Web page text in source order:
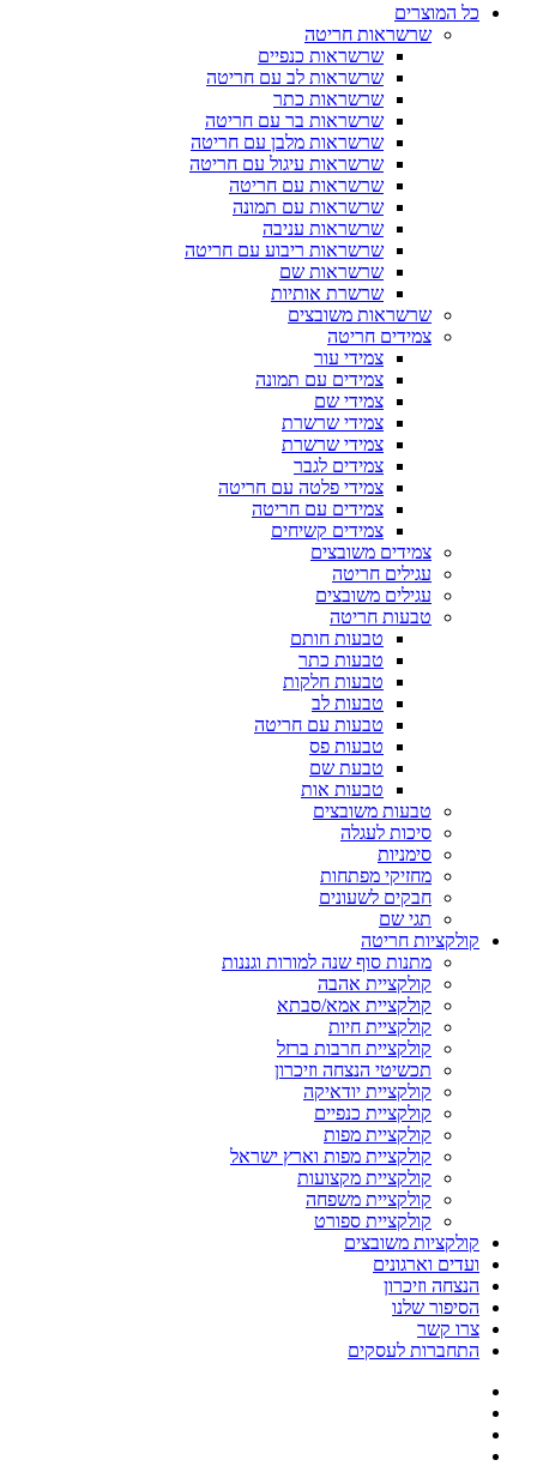
כל המוצרים
שרשראות חריטה
שרשראות כנפיים
שרשראות לב עם חריטה
שרשראות כתר
שרשראות בר עם חריטה
שרשראות מלבן עם חריטה
שרשראות עיגול עם חריטה
שרשראות עם חריטה
שרשראות עם תמונה
שרשראות עניבה
שרשראות ריבוע עם חריטה
שרשראות שם
שרשרת אותיות
שרשראות משובצים
צמידים חריטה
צמידי עור
צמידים עם תמונה
צמידי שם
צמידי שרשרת
צמידי שרשרת
צמידים לגבר
צמידי פלטה עם חריטה
צמידים עם חריטה
צמידים קשיחים
צמידים משובצים
עגילים חריטה
עגילים משובצים
טבעות חריטה
טבעות חותם
טבעות כתר
טבעות חלקות
טבעות לב
טבעות עם חריטה
טבעות פס
טבעת שם
טבעות אות
טבעות משובצים
סיכות לעגלה
סימניות
מחזיקי מפתחות
חבקים לשעונים
תגי שם
קולקציות חריטה
מתנות סוף שנה למורות וגננות
קולקציית אהבה
קולקציית אמא/סבתא
קולקציית חיות
קולקציית חרבות ברזל
תכשיטי הנצחה וזיכרון
קולקציית יודאיקה
קולקציית כנפיים
קולקציית מפות
קולקציית מפות וארץ ישראל
קולקציית מקצועות
קולקציית משפחה
קולקציית ספורט
קולקציות משובצים
ועדים וארגונים
הנצחה וזיכרון
הסיפור שלנו
צרו קשר
התחברות לעסקים